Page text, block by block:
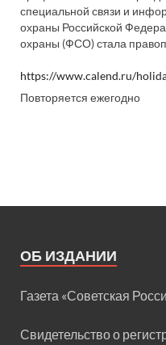
специальной связи и
охраны Российской
охраны (ФСО) стала
https://www.calend.ru/
Повторяется ежегодно
ОБ ИЗДАНИИ
Газета «Советская
Свидетельство о